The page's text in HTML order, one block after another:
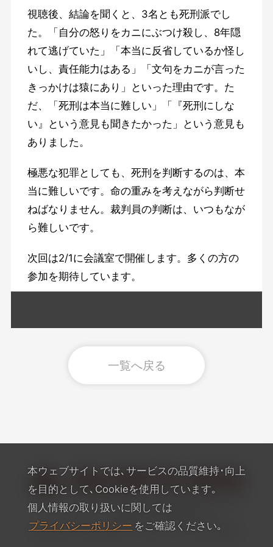
視聴後、結論を聞くと、3名とも死刑派でし
た。「自分の怒りをカニにぶつけ殺し、8年隠
れて逃げていた」「本当に反省しているか怪し
いし、責任能力はある」「文句をカニが言った
きっかけは猿にあり」といった理由です。た
だ、「死刑は本当に難しい」「『死刑にしな
い』という意見も聞きたかった」という意見も
ありました。
極悪な犯罪としても、死刑を判断するのは、本
当に難しいです。命の重みを考えながら判断せ
ねばなりません。裁判員の判断は、いつもなが
ら難しいです。
次回は2/1に会議室で開催します。多くの方の
参加を期待しています。
一覧へ戻る
〒665-0805 兵庫県宝塚市雲雀丘4-2-1
TEL:072-759-1300 FAX：072-755-4610
本ウェブサイトでは､サービスの品質維持･向上
を目的として､Cookieを使用しています｡
個人情報の取り扱いに関しては
プライバシーポリシー をご確認ください｡